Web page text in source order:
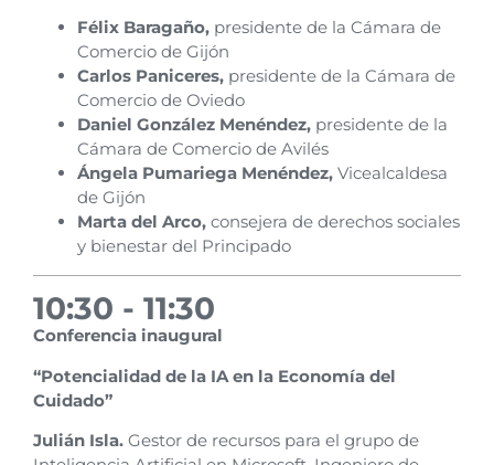
Félix Baragaño, presidente de la Cámara de
Comercio de Gijón
Carlos Paniceres, presidente de la Cámara de
Comercio de Oviedo
Daniel González Menéndez, presidente de la
Cámara de Comercio de Avilés
Ángela Pumariega Menéndez, Vicealcaldesa
de Gijón
Marta del Arco, consejera de derechos sociales
y bienestar del Principado
10:30 - 11:30
Conferencia inaugural
“Potencialidad de la IA en la Economía del
Cuidado”
Julián Isla. Gestor de recursos para el grupo de